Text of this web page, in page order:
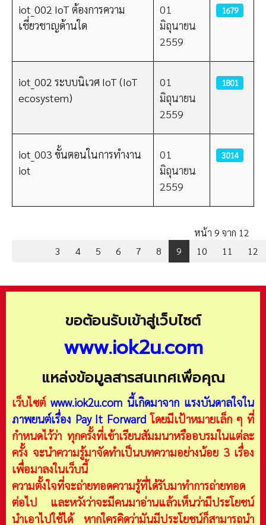
iot_002 IoT ต้องการความ
เชี่ยวชาญด้านใด
01
มิถุนายน
2559
1679
iot_002 ระบบนิเวศ IoT (IoT
ecosystem)
01
มิถุนายน
2559
1801
iot_003 ขั้นตอนในการทำงาน
iot
01
มิถุนายน
2559
3014
หน้า 9 จาก 12
3
4 5 6 7 8 9 10 11 12
ขอต้อนรับเข้าสู่เว็บไซต์
www.iok2u.com
แหล่งข้อมูลสารสนเทศเพื่อคุณ
เว็บไซต์ www.iok2u.com นี้เกิดมาจาก แรงบันดาลใจใน
ภาพยนต์เรื่อง Pay It Forward โดยมีเป้าหมายเล็ก ๆ ที่
กำหนดไว้ว่า ทุกครั้งที่เข้าเรียนสัมมนาหรืออบรมในแต่ละ
ครั้ง จะนำความรู้มาจัดทำเป็นบทความอย่างน้อย 3 เรื่อง
เพื่อมาลงในเว็บนี้
ความตั้งใจที่จะถ่ายทอดความรู้ที่ได้รับมาทำการถ่ายทอด
ต่อไป และหวังว่าจะมีคนมาอ่านแล้วเห็นว่ามีประโยชน์
นำเอาไปใช้ได้ หากใครคิดว่ามันมีประโยชน์ก็สามารถนำ